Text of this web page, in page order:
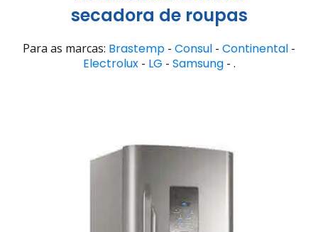
secadora de roupas
Para as marcas: Brastemp - Consul - Continental -
Electrolux- LG - Samsung- .